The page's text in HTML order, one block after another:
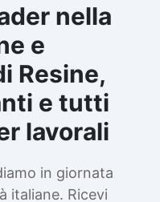
nella
e
Resine,
e tutti
lavorali
in giornata
italiane. Ricevi